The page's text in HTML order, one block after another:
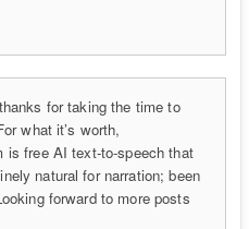
for taking the time to
what it’s worth,
is free AI text-to-speech that
natural for narration; been
forward to more posts